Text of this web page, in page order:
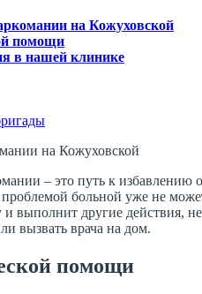
на Кожуховской
помощи
в нашей клинике
– это путь к избавлению
проблемой больной уже не
и выполнит другие действия,
вызвать врача на дом.
помощи